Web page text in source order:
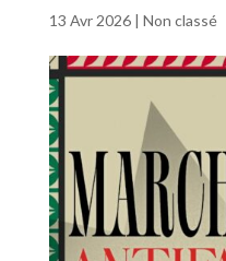
13 Avr 2026| Non classé